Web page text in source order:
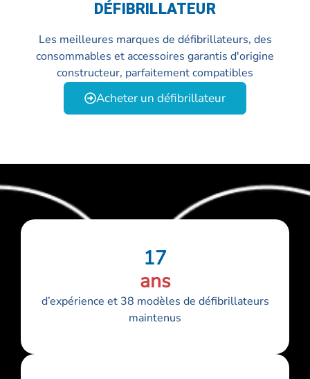
DÉFIBRILLATEUR
Les meilleures marques de défibrillateurs, des
consommables et accessoires garantis d'origine
constructeur, parfaitement compatibles
Acheter un défibrillateur
ans
17
d’expérience et 38 modèles de défibrillateurs
maintenus